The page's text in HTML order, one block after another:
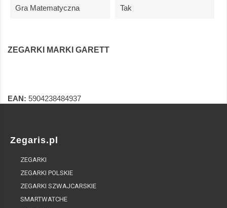
Gra Matematyczna Tak
ZEGARKI MARKI GARETT
EAN: 5904238484937
Zegaris.pl
ZEGARKI
ZEGARKI POLSKIE
ZEGARKI SZWAJCARSKIE
SMARTWATCHE